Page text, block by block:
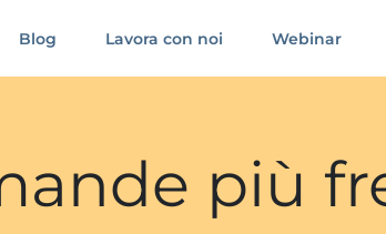
Blog Lavora con noi Webinar
più